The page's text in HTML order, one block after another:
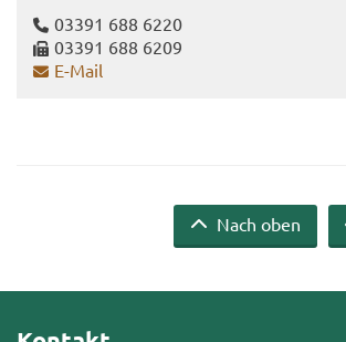
03391 688 6220
03391 688 6209
E-​Mail
Nach oben